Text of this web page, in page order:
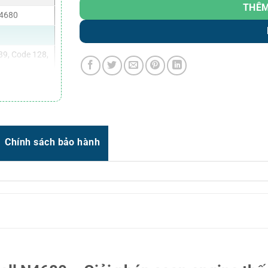
Code 128,
Aztec,
Zalo0987.835.345
Zalo0987.919.040
Thời gian:Từ 8h-17h30 Thứ 2 đến Thứ 7
Chính sách bảo hành